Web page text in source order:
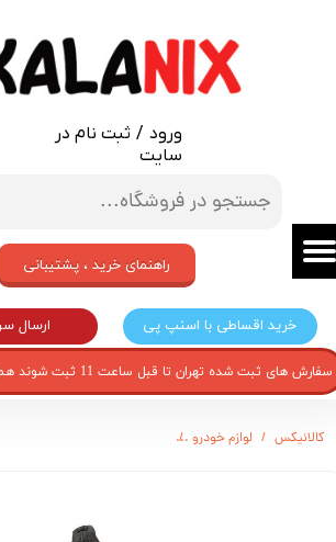
ورود / ثبت نام در
سایت
حساب کاربری من
تغییر گذر واژه
خروج از حساب کاربری
خرید اقساطی با اسنپ پی ارسال
راهنمای خرید ، پشتیبانی
سفارش های ثبت شده تهران تا قبل ساعت 11 ثبت شوند همان روز تحویل میشوند
کالانیکس لوازم خودرو